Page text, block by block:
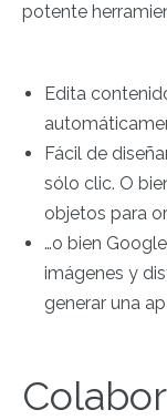
potente
Edita
Fácil de
sólo clic. O
objetos para
…o bien
imágenes y
generar una